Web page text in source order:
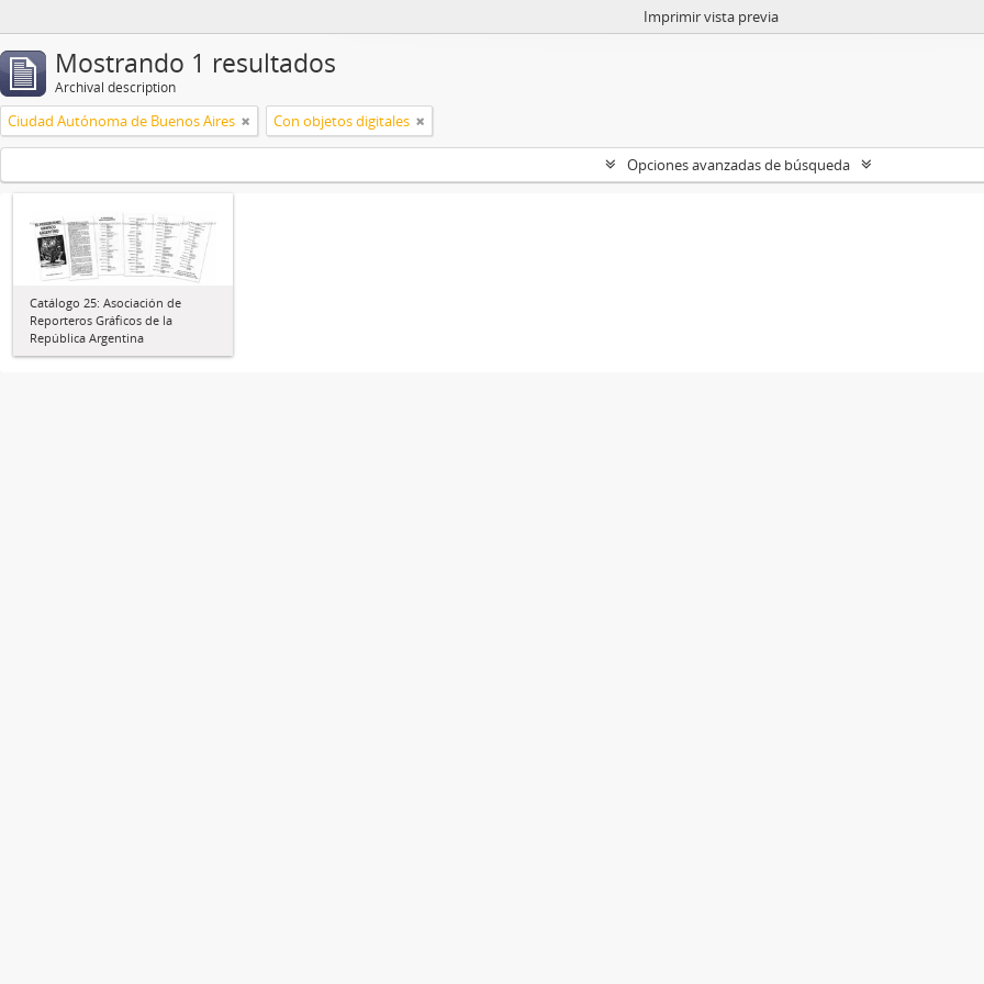
Imprimir vista previa
Mostrando 1 resultados
Archival description
Ciudad Autónoma de Buenos Aires Con objetos digitales
Opciones avanzadas de búsqueda
Catálogo 25: Asociación de
Reporteros Gráficos de la
República Argentina